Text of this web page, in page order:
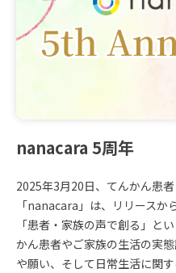
nanacara 5周年
2025年3月20日、てんかん患
「nanacara」は、リリースか
「患者・家族の声で創る」と
かん患者やご家族の生活の実
や願い、そして日常生活に関